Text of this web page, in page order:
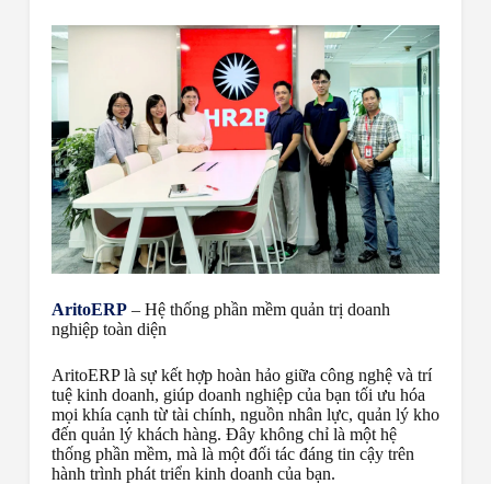
AritoERP– Hệ thống phần mềm quản trị doanh
nghiệp toàn diện
AritoERP là sự kết hợp hoàn hảo giữa công nghệ và trí
tuệ kinh doanh, giúp doanh nghiệp của bạn tối ưu hóa
mọi khía cạnh từ tài chính, nguồn nhân lực, quản lý kho
đến quản lý khách hàng. Đây không chỉ là một hệ
thống phần mềm, mà là một đối tác đáng tin cậy trên
hành trình phát triển kinh doanh của bạn.